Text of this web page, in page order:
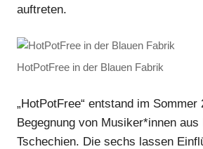
auftreten.
HotPotFree in der Blauen Fabrik
„HotPotFree“ entstand im Sommer
Begegnung von Musiker*innen
Tschechien. Die sechs lassen